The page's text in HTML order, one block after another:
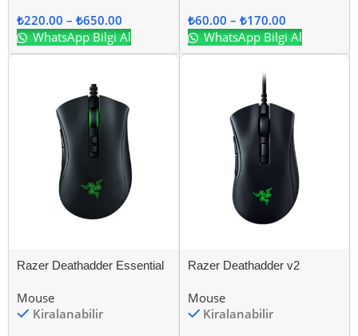
₺220.00 – ₺650.00
WhatsApp Bilgi Al
₺60.00 – ₺170.00
WhatsApp Bilgi Al
Razer Deathadder Essential
Mouse
Kiralanabilir
Razer Deathadder v2
Mouse
Kiralanabilir